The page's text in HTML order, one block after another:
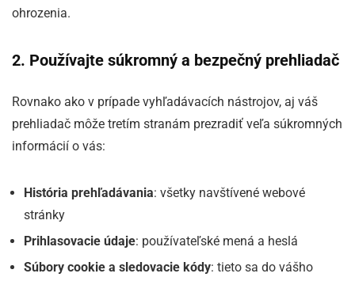
ohrozenia.
2. Používajte súkromný a bezpečný prehliadač
Rovnako ako v prípade vyhľadávacích nástrojov, aj váš
prehliadač môže tretím stranám prezradiť veľa súkromných
informácií o vás:
História prehľadávania: všetky navštívené webové
stránky
Prihlasovacie údaje: používateľské mená a heslá
Súbory cookie a sledovacie kódy: tieto sa do vášho